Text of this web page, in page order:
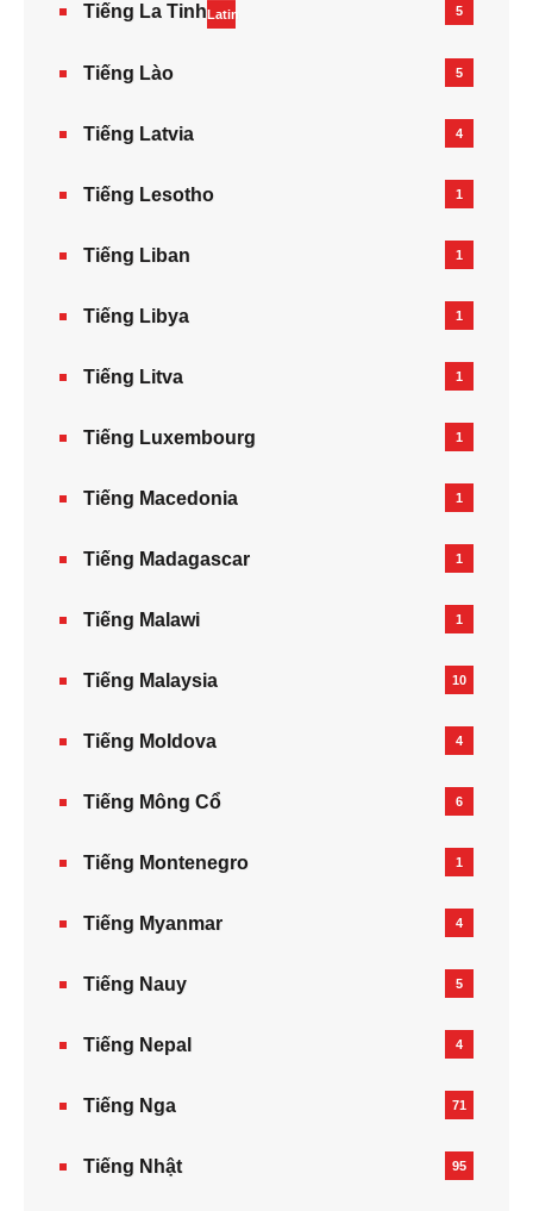
Tiếng La TinhLatin 5
Tiếng Lào 5
Tiếng Latvia 4
Tiếng Lesotho 1
Tiếng Liban 1
Tiếng Libya 1
Tiếng Litva 1
Tiếng Luxembourg 1
Tiếng Macedonia 1
Tiếng Madagascar 1
Tiếng Malawi 1
Tiếng Malaysia 10
Tiếng Moldova 4
Tiếng Mông Cổ 6
Tiếng Montenegro 1
Tiếng Myanmar 4
Tiếng Nauy 5
Tiếng Nepal‎ 4
Tiếng Nga 71
Tiếng Nhật 95